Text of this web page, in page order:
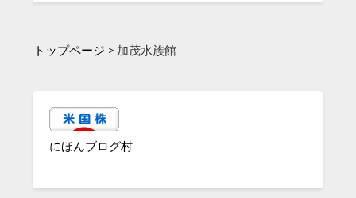
トップページ > 加茂水族館
にほんブログ村